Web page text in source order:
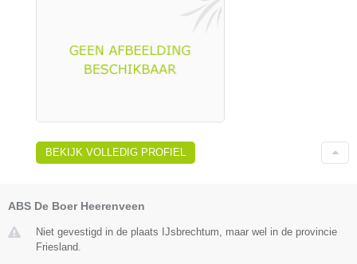
BEKIJK VOLLEDIG PROFIEL
ABS De Boer Heerenveen
Niet gevestigd in de plaats IJsbrechtum, maar wel in de provincie
Friesland.